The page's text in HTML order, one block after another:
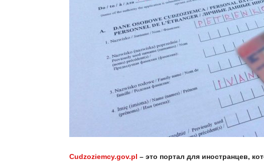
Cudzoziemcy.gov.pl – это портал для иностранцев,